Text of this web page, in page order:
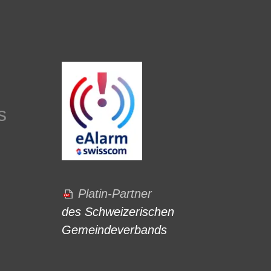
Platin-Partner
des Schweizerischen
Gemeindeverbands